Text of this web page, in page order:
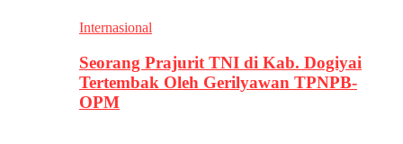
Internasional
Seorang Prajurit TNI di Kab. Dogiyai
Tertembak Oleh Gerilyawan TPNPB-
OPM